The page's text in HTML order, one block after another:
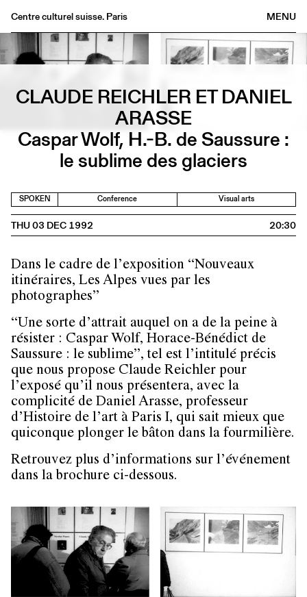
MENU
Centre culturel suisse. Paris
Agenda
Bookshop
Buvette
Medias
Publications
FR/EN
CLAUDE REICHLER ET DANIEL
ARASSE
Caspar Wolf, H.-B. de Saussure :
le sublime des glaciers
SPOKEN Conference Visual arts
THU 03 DEC 1992 20:30
Dans le cadre de l’exposition “Nouveaux
itinéraires, Les Alpes vues par les
photographes”
“Une sorte d’attrait auquel on a de la peine à
résister : Caspar Wolf, Horace-Bénédict de
Saussure : le sublime”, tel est l’intitulé précis
que nous propose Claude Reichler pour
l’exposé qu’il nous présentera, avec la
complicité de Daniel Arasse, professeur
d’Histoire de l’art à Paris I, qui sait mieux que
quiconque plonger le bâton dans la fourmilière.
Retrouvez plus d’informations sur l’événement
dans la brochure ci-dessous.